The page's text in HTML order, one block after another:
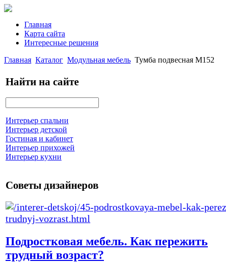
Главная
Карта сайта
Интересные решения
Главная Каталог Модульная мебель Тумба подвесная М152
Найти на сайте
Интерьер спальни
Интерьер детской
Гостиная и кабинет
Интерьер прихожей
Интерьер кухни
Советы дизайнеров
Подростковая мебель. Как пережить
трудный возраст?